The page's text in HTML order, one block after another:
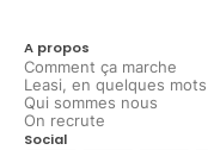
A propos
Comment ça marche
Leasi, en quelques mots
Qui sommes nous
On recrute
Social